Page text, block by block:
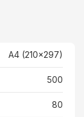
A4 (210x297)
500
80